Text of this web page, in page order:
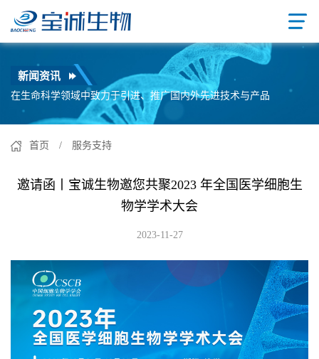
新闻资讯
在生命科学领域中致力于引进、推广国内外先进技术与产品
首页 / 服务支持
邀请函丨宝诚生物邀您共聚2023 年全国医学细胞生
物学学术大会
2023-11-27